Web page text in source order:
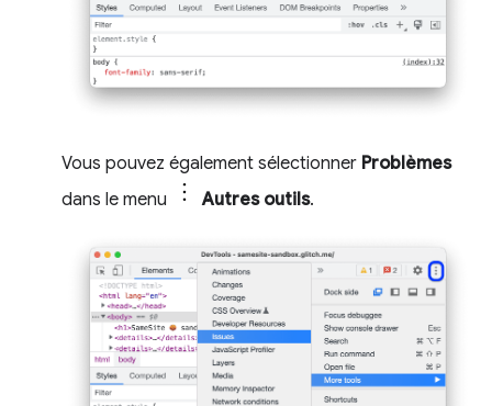
Vous pouvez également sélectionner Problèmes
dans le menu
Autres outils.